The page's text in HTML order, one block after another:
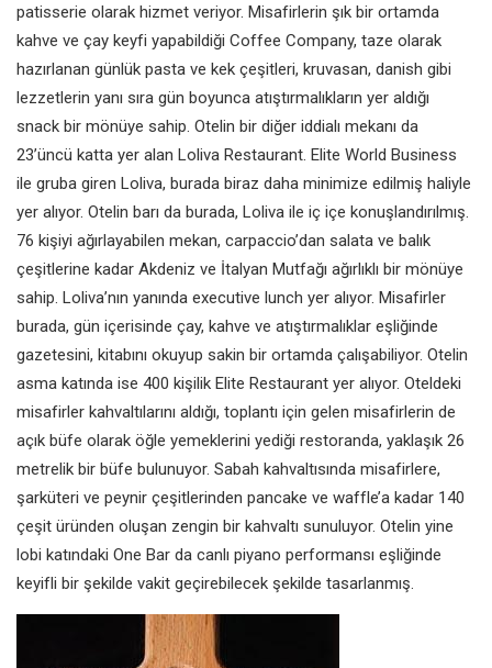
patisserie olarak hizmet veriyor. Misafirlerin şık bir ortamda
kahve ve çay keyfi yapabildiği Coffee Company, taze olarak
hazırlanan günlük pasta ve kek çeşitleri, kruvasan, danish gibi
lezzetlerin yanı sıra gün boyunca atıştırmalıkların yer aldığı
snack bir mönüye sahip. Otelin bir diğer iddialı mekanı da
23’üncü katta yer alan Loliva Restaurant. Elite World Business
ile gruba giren Loliva, burada biraz daha minimize edilmiş haliyle
yer alıyor. Otelin barı da burada, Loliva ile iç içe konuşlandırılmış.
76 kişiyi ağırlayabilen mekan, carpaccio’dan salata ve balık
çeşitlerine kadar Akdeniz ve İtalyan Mutfağı ağırlıklı bir mönüye
sahip. Loliva’nın yanında executive lunch yer alıyor. Misafirler
burada, gün içerisinde çay, kahve ve atıştırmalıklar eşliğinde
gazetesini, kitabını okuyup sakin bir ortamda çalışabiliyor. Otelin
asma katında ise 400 kişilik Elite Restaurant yer alıyor. Oteldeki
misafirler kahvaltılarını aldığı, toplantı için gelen misafirlerin de
açık büfe olarak öğle yemeklerini yediği restoranda, yaklaşık 26
metrelik bir büfe bulunuyor. Sabah kahvaltısında misafirlere,
şarküteri ve peynir çeşitlerinden pancake ve waffle’a kadar 140
çeşit üründen oluşan zengin bir kahvaltı sunuluyor. Otelin yine
lobi katındaki One Bar da canlı piyano performansı eşliğinde
keyifli bir şekilde vakit geçirebilecek şekilde tasarlanmış.